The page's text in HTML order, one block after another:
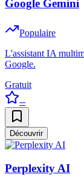
Google Gemini
Populaire
L'assistant IA
Google.
Gratuit
--
Découvrir
Perplexity AI